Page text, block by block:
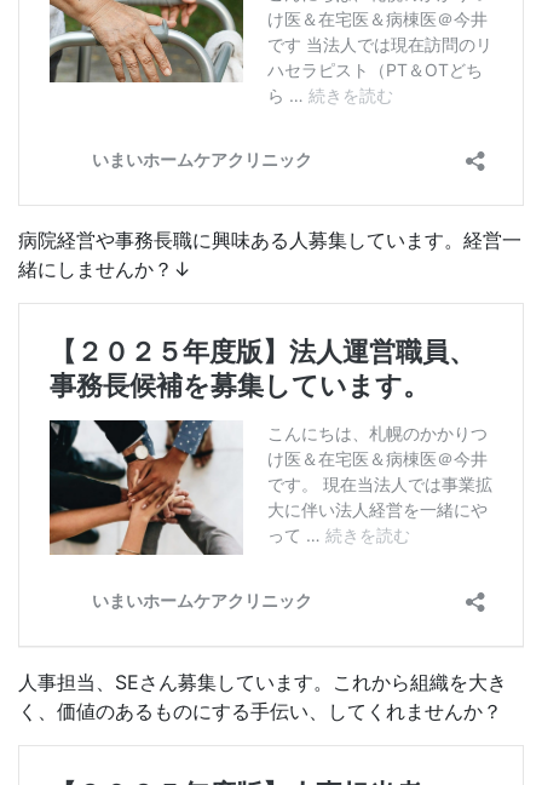
病院経営や事務長職に興味ある人募集しています。経営一
緒にしませんか？↓
人事担当、SEさん募集しています。これから組織を大き
く、価値のあるものにする手伝い、してくれませんか？